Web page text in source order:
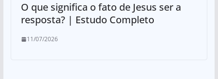
O que significa o fato de Jesus ser a
resposta? | Estudo Completo
11/07/2026